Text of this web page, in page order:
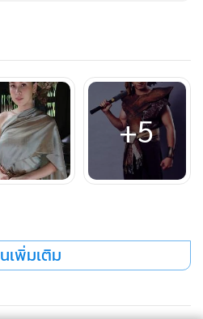
อยๆ ขยับเข้าไปจับไหล่เฟื่องฟ้า
กับเฟื่องฟ้าหน้าเศร้า นิลจับตามอง
งเลยขอรับ”
ครานี้ไปมิพ้นดอก ทั้งพ่อและพี่
น้อยคิดเยี่ยงนี้นะขอรับ”
ก ประเดี๋ยวมันก็ออกไป ขอเพียง
+5
เพิ่มเติม